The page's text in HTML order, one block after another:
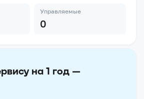
Управляемые
0
на 1 год —